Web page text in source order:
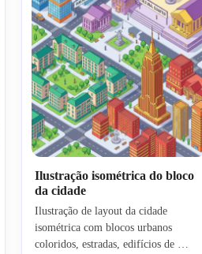
Ilustração isométrica do bloco
da cidade
Ilustração de layout da cidade
isométrica com blocos urbanos
coloridos, estradas, edifícios de